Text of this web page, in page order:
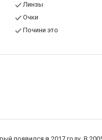
Линзы
Очки
Почини это